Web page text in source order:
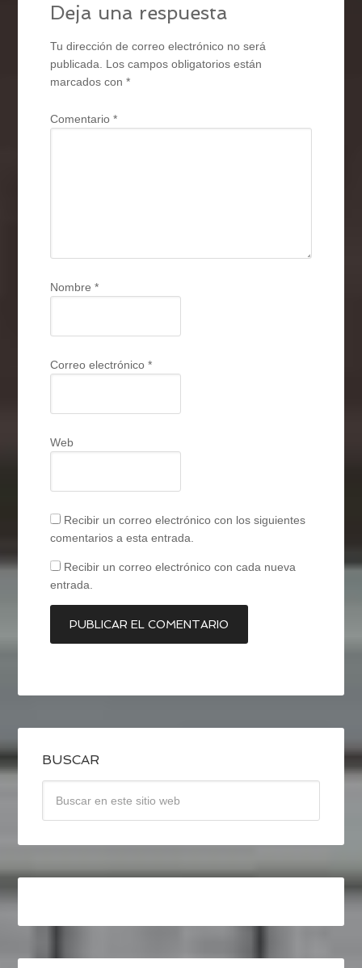
Deja una respuesta
Tu dirección de correo electrónico no será
publicada.
Los campos obligatorios están
marcados con*
Comentario*
Nombre*
Correo electrónico*
Web
Recibir un correo electrónico con los siguientes
comentarios a esta entrada.
Recibir un correo electrónico con cada nueva
entrada.
BUSCAR